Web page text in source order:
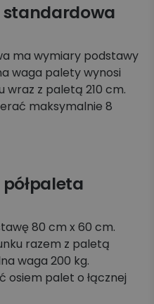
standardowa
ma wymiary podstawy
waga palety wynosi
wraz z paletą 210 cm.
maksymalnie 8
80 cm x 60 cm.
razem z paletą
waga 200 kg.
osiem palet o łącznej